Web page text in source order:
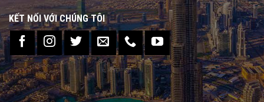
KẾT NỐI VỚI CHÚNG TÔI